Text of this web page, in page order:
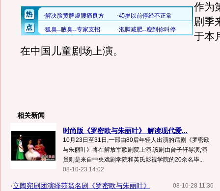
作为
剧季
于本
在中国儿童剧场上演。
相关新闻
时尚版《罗密欧与朱丽叶》 解读现代爱...
10月23日至31日,一部由80后年轻人出演的话剧《罗密欧
与朱丽叶》将在解放军歌剧院上演.该剧由曾子轩导演,演
员则是来自中央戏剧学院和英氏影视学院的20余名毕...
08-10-23 14:02
08-10-28 11:36
·立陶宛剧团演绎莎翁名剧《罗密欧与朱丽叶》